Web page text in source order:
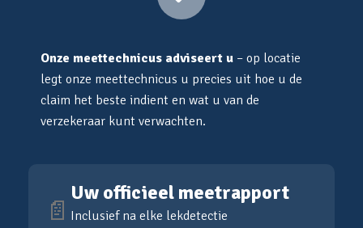
Onze meettechnicus adviseert u – op locatie
legt onze meettechnicus u precies uit hoe u de
claim het beste indient en wat u van de
verzekeraar kunt verwachten.
📄
Uw officieel meetrapport
Inclusief na elke lekdetectie